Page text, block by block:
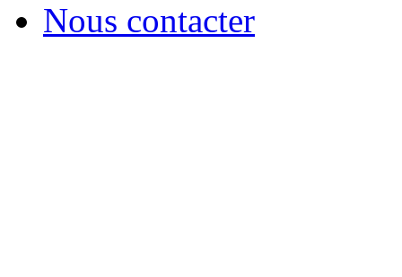
Nous contacter